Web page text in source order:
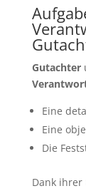
Gutachter
Eine
Eine
Die
Dank ihrer